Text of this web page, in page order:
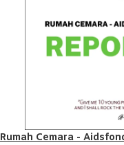
Rumah Cemara -